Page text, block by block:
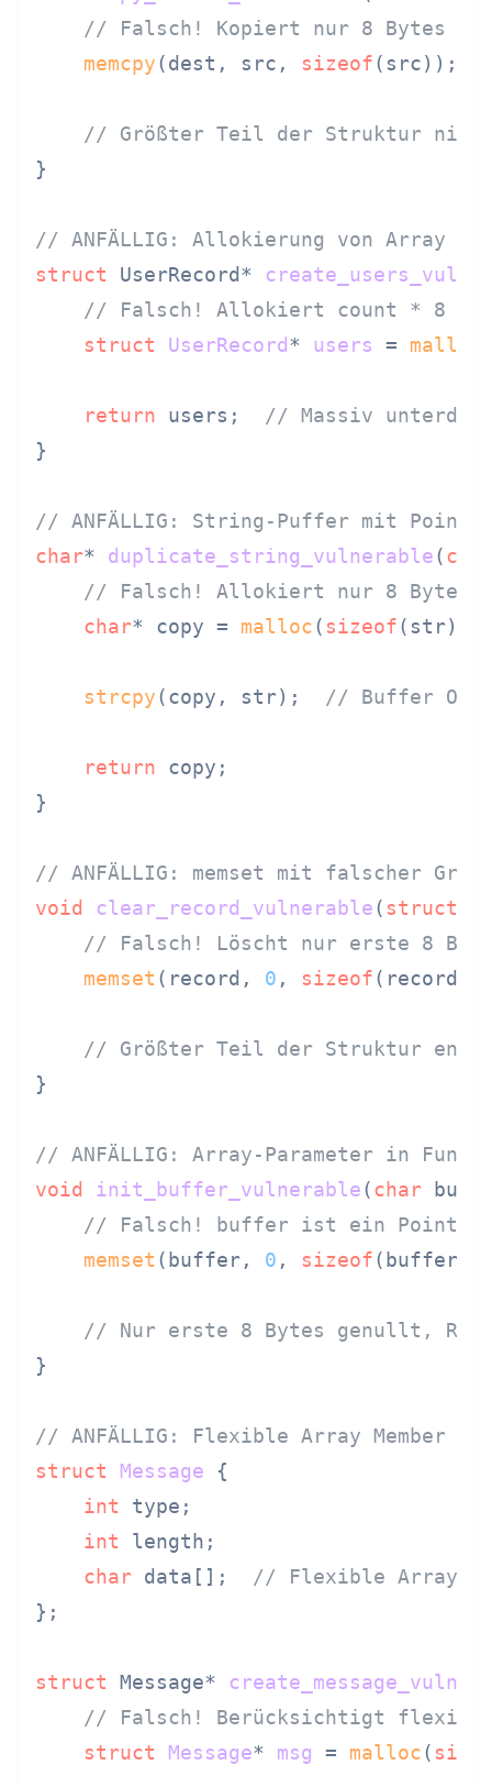
// Falsch! Kopiert nur 8 Bytes
memcpy(dest, src, sizeof(src));
// Größter Teil der Struktur
}
// ANFÄLLIG: Allokierung von Array
struct UserRecord*
// Falsch! Allokiert count * 8
struct
UserRecord* users = malloc
return users; // Massiv
}
// ANFÄLLIG: String-Puffer mit
char* duplicate_string_vulnerable(
// Falsch! Allokiert nur 8 Bytes
char* copy = malloc( sizeof(str));
strcpy(copy, str); // Buffer
return copy;
}
// ANFÄLLIG: memset mit falscher
void
clear_record_vulnerable( struct
// Falsch! Löscht nur erste 8
memset (record, 0 , sizeof
// Größter Teil der Struktur
}
// ANFÄLLIG: Array-Parameter in
void
init_buffer_vulnerable(char
// Falsch! buffer ist ein
memset (buffer, 0 , sizeof
// Nur erste 8 Bytes genullt,
}
// ANFÄLLIG: Flexible Array Member
struct
Message {
int type;
int length;
char data[]; // Flexible Array
};
struct Message*
// Falsch! Berücksichtigt
struct
Message* msg = malloc(